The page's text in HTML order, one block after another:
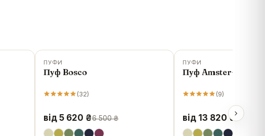
-14%
ПУФИ
Пуф Bosco
(32)
від 5 620 ₴6 500 ₴
-6%
ПУФИ
Пуф Amster+
(9)
від 13 820 ₴ 14 700 ₴